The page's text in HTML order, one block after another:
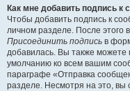
Как мне добавить подпись
Чтобы добавить подпись к
личном разделе. После этого
Присоединить подпись в
добавилась. Вы также можете
умолчанию ко всем вашим
параграфе «Отправка
разделе. Несмотря на это, вы